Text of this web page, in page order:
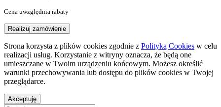
Cena uwzględnia rabaty
Realizuj zamówienie
Strona korzysta z plików cookies zgodnie z Polityką Cookies w celu
realizacji usług. Korzystanie z witryny oznacza, że będą one
umieszczane w Twoim urządzeniu końcowym. Możesz określić
warunki przechowywania lub dostępu do plików cookies w Twojej
przeglądarce.
Akceptuję